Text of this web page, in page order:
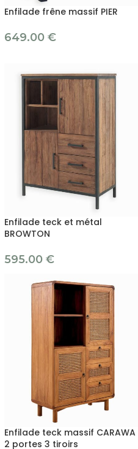
Enfilade frêne massif PIER
649.00 €
Enfilade teck et métal
BROWTON
595.00 €
Enfilade teck massif CARAWA
2 portes 3 tiroirs